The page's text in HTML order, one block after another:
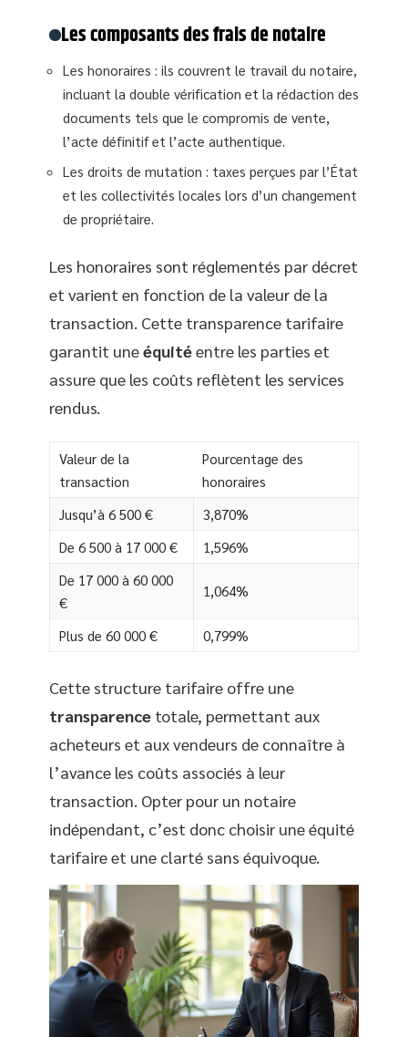
Les composants des frais de notaire
Les honoraires : ils couvrent le travail du notaire,
incluant la double vérification et la rédaction des
documents tels que le compromis de vente,
l’acte définitif et l’acte authentique.
Les droits de mutation : taxes perçues par l’État
et les collectivités locales lors d’un changement
de propriétaire.
Les honoraires sont réglementés par décret
et varient en fonction de la valeur de la
transaction. Cette transparence tarifaire
garantit uneéquitéentre les parties et
assure que les coûts reflètent les services
rendus.
Valeur de la
transaction
Pourcentage des
honoraires
Jusqu’à 6 500 €
3,870%
De 6 500 à 17 000 €
1,596%
De 17 000 à 60 000
€
1,064%
Plus de 60 000 € 0,799%
Cette structure tarifaire offre une
transparence totale, permettant aux
acheteurs et aux vendeurs de connaître à
l’avance les coûts associés à leur
transaction. Opter pour un notaire
indépendant, c’est donc choisir une équité
tarifaire et une clarté sans équivoque.